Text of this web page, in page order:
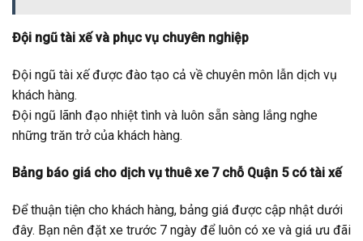
Đội ngũ tài xế và phục vụ chuyên nghiệp
Đội ngũ tài xế được đào tạo cả về chuyên môn lẫn dịch vụ
khách hàng.
Đội ngũ lãnh đạo nhiệt tình và luôn sẵn sàng lắng nghe
những trăn trở của khách hàng.
Bảng báo giá cho dịch vụthuê xe 7 chỗ Quận 5có tài xế
Để thuận tiện cho khách hàng, bảng giá được cập nhật dưới
đây. Bạn nên đặt xe trước 7 ngày để luôn có xe và giá ưu đãi